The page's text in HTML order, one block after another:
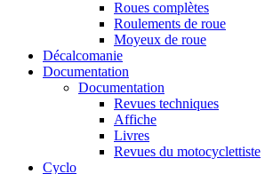
Roues complètes
Roulements de roue
Moyeux de roue
Décalcomanie
Documentation
Documentation
Revues techniques
Affiche
Livres
Revues du motocyclettiste
Cyclo